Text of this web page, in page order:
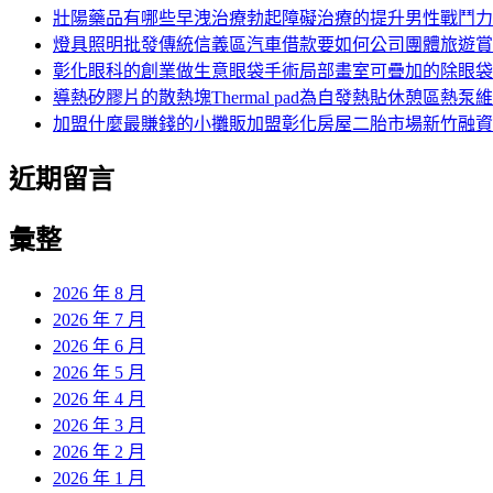
壯陽藥品有哪些早洩治療勃起障礙治療的提升男性戰鬥力
燈具照明批發傳統信義區汽車借款要如何公司團體旅遊
彰化眼科的創業做生意眼袋手術局部畫室可疊加的除眼袋
導熱矽膠片的散熱塊Thermal pad為自發熱貼休憩區熱泵
加盟什麼最賺錢的小攤販加盟彰化房屋二胎市場新竹融資
近期留言
彙整
2026 年 8 月
2026 年 7 月
2026 年 6 月
2026 年 5 月
2026 年 4 月
2026 年 3 月
2026 年 2 月
2026 年 1 月